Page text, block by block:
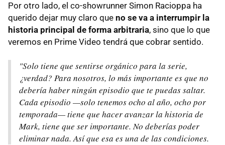
Por otro lado, el co-showrunner Simon Racioppa ha
querido dejar muy claro que no se va a interrumpir la
historia principal de forma arbitraria, sino que lo que
veremos en Prime Video tendrá que cobrar sentido.
"Solo tiene que sentirse orgánico para la serie,
¿verdad? Para nosotros, lo más importante es que no
debería haber ningún episodio que te puedas saltar.
Cada episodio —solo tenemos ocho al año, ocho por
temporada— tiene que hacer avanzar la historia de
Mark, tiene que ser importante. No deberías poder
eliminar nada. Así que esa es una de las condiciones.